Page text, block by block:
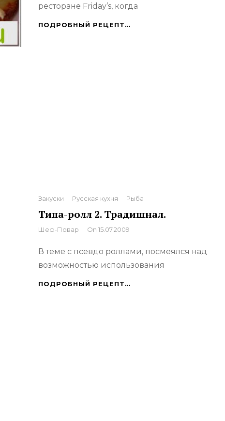
ресторане Friday’s, когда
ПОДРОБНЫЙ РЕЦЕПТ…ФАРШИРОВАННЫЕ
Categories
Закуски Русская кухня Рыба
Типа-ролл 2. Традишнал.
By
Шеф-Повар On 15.07.2009
В теме с псевдо роллами, посмеялся над
возможностью использования
ПОДРОБНЫЙ РЕЦЕПТ…ТИПА-